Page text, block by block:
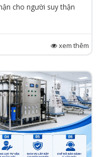
cho người suy thận
xem thêm